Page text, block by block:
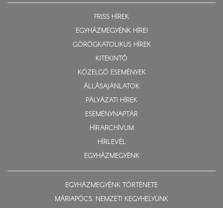
FRISS HÍREK
EGYHÁZMEGYÉNK HÍREI
GÖRÖGKATOLIKUS HÍREK
KITEKINTŐ
KÖZELGŐ ESEMÉNYEK
ÁLLÁSAJÁNLATOK
PÁLYÁZATI HÍREK
ESEMÉNYNAPTÁR
HÍRARCHÍVUM
HÍRLEVÉL
EGYHÁZMEGYÉNK
EGYHÁZMEGYÉNK TÖRTÉNETE
MÁRIAPÓCS, NEMZETI KEGYHELYÜNK